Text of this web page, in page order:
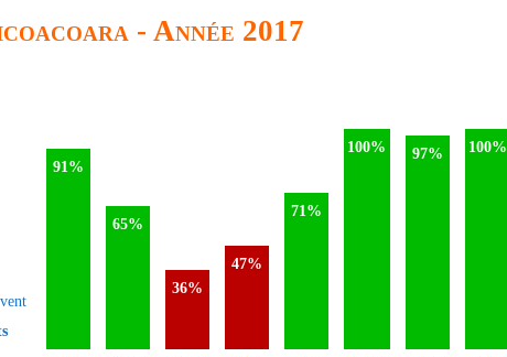
- Année 2017
91%
65%
36%
47%
71%
100% 97% 100%